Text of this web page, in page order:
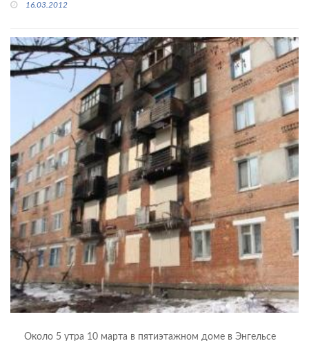
16.03.2012
Около 5 утра 10 марта в пятиэтажном доме в Энгельсе